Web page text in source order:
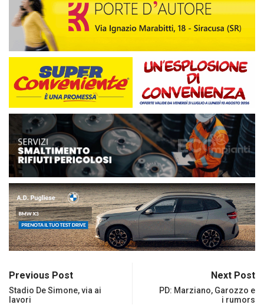
Previous Post
Stadio De Simone, via ai
lavori
Next Post
PD: Marziano, Garozzo e
i rumors